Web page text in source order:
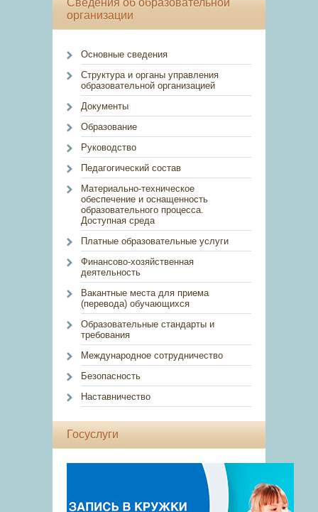
Сведения об образовательной
организации
Основные сведения
Структура и органы управления
образовательной организацией
Документы
Образование
Руководство
Педагогический состав
Материально-техническое
обеспечение и оснащенность
образовательного процесса.
Доступная среда
Платные образовательные услуги
Финансово-хозяйственная
деятельность
Вакантные места для приема
(перевода) обучающихся
Образовательные стандарты и
требования
Международное сотрудничество
Безопасность
Наставничество
Госуслуги